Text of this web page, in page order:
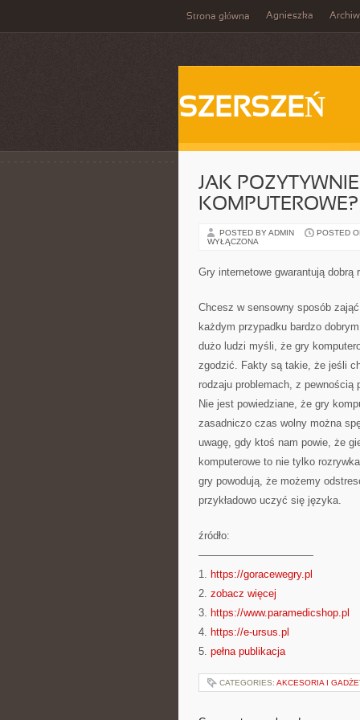
Strona główna Agnieszka
SZERSZEŃ
JAK
KOMPUTEROWE?
POSTED BY ADMIN POSTED
WYŁĄCZONA
Gry internetowe gwarantują dobrą
Chcesz w sensowny sposób
każdym przypadku bardzo
dużo ludzi myśli, że gry
zgodzić. Fakty są takie, że jeśli
rodzaju problemach, z pewnością
Nie jest powiedziane, że gry
zasadniczo czas wolny można
uwagę, gdy ktoś nam powie, że
komputerowe to nie tylko
gry powodują, że możemy
przykładowo uczyć się języka.
źródło:
———————————
1. https://goracewegry.pl
2. zobacz więcej
3. https://www.paramedicshop.pl
4. https://e-ursus.pl
5. pełna publikacja
CATEGORIES: AKCESORIA I